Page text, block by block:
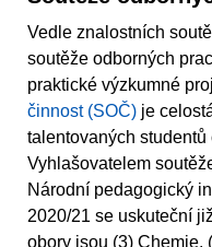
Vedle znalostních
soutěže odborných
praktické výzkumné
činnost (SOČ) je
talentovaných
Vyhlašovatelem
Národní pedagogický
2020/21 se uskuteční
obory jsou (3) Chemie,